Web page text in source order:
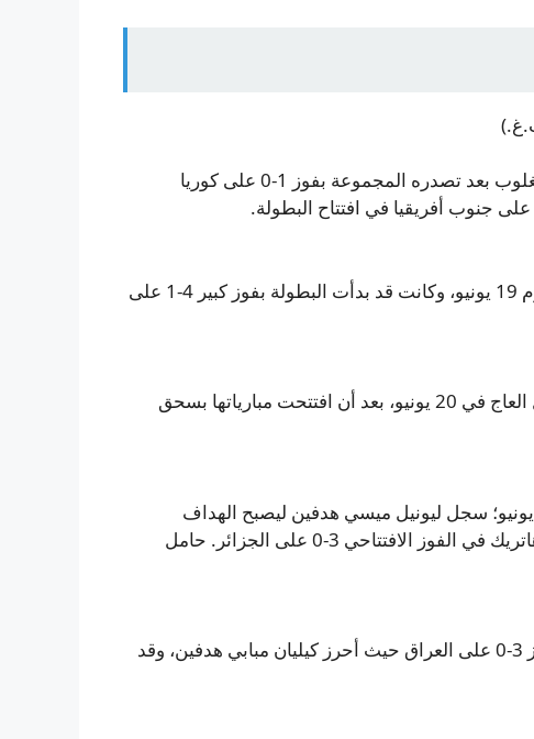
المنخب المضيف كان أول المتأهلين إلى دور خروج المغلوب بعد تصدره المجموعة بفوز 1-0 على كوريا
تأهلت الولايات المتحدة بعد فوزها 2-0 على أستراليا يوم 19 يونيو، وكانت قد بدأت البطولة بفوز كبير 4-1 على
حجزت ألمانيا مقعدها في آخر 32 بفوز 2-1 على ساحل العاج في 20 يونيو، بعد أن افتتحت مبارياتها بسحق
ضمنت الأرجنتين مقعدها بفوز 2-0 على النمسا في 22 يونيو؛ سجل ليونيل ميسي هدفين ليصبح الهداف
التاريخي لكأس العالم برصيد 18 هدفًا، وكان قد سجل هاتريك في الفوز الافتتاحي 3-0 على الجزائر. حامل
فرنسا، من أبرز المرشحين قبل البطولة، تأهلت بعد فوز 3-0 على العراق حيث أحرز كيليان مبابي هدفين، وقد